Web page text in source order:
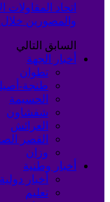
اتحاد
والمصورين
السابق التالي
أخبار الجهة
تطوان
طنجة-
الحسيمة
شفشاون
العرائش
القصر
وزان
أخبار وطنية
أخبار دولية
تعليم